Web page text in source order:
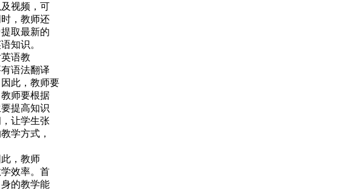
视频，可
，教师还
取最新的
知识。
语教
语法翻译
此，教师要
师要根据
提高知识
让学生张
学方式，
，教师
效率。首
的教学能